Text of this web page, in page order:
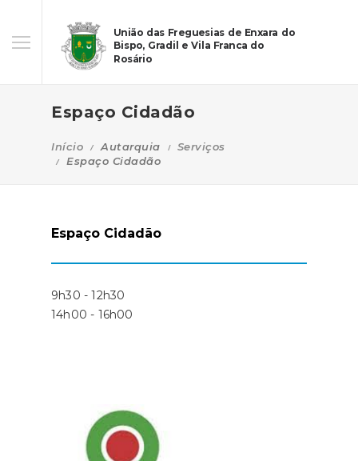
União das Freguesias de Enxara do
Bispo, Gradil e Vila Franca do
Rosário
Espaço Cidadão
Início Autarquia
Serviços
Espaço Cidadão
Espaço Cidadão
9h30 - 12h30
14h00 - 16h00